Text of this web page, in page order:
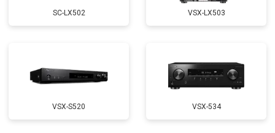
SC-LX502 VSX-LX503
VSX-S520 VSX-534